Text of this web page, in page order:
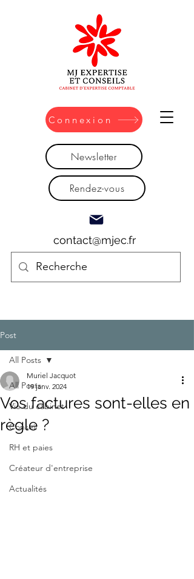
Connexion
Newsletter
contact@mjec.fr
Rendez-vous
Post
All Posts
Vie du cabinet
Conseil
RH et paies
Créateur d'entreprise
Actualités
All Posts
Vos factures sont-elles en
règle ?
Muriel Jacquot
19 janv. 2024